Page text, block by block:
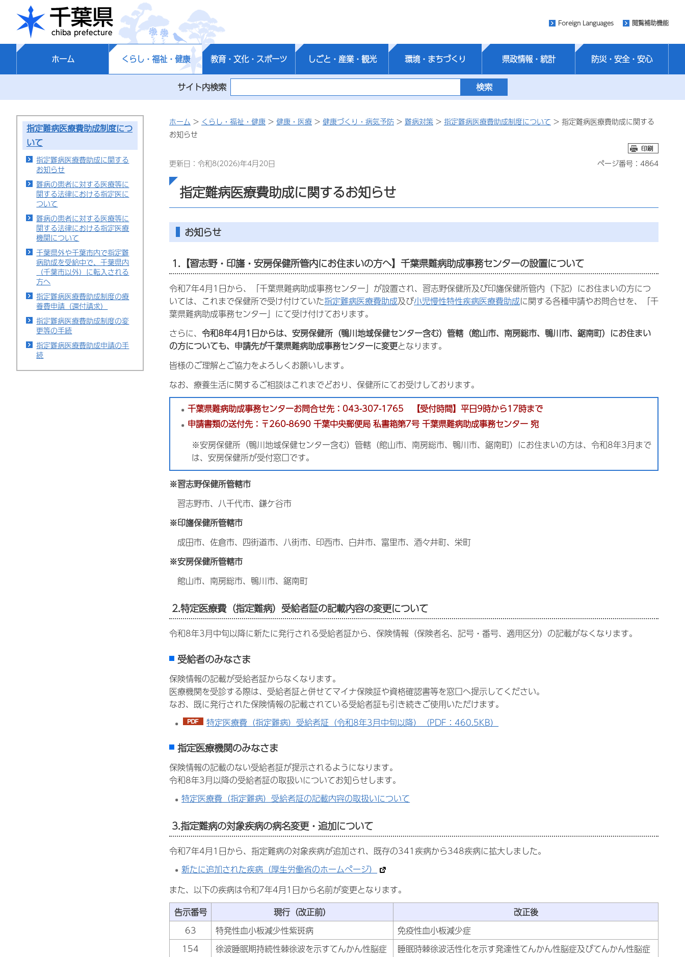
千葉県
Foreign Languages 閲覧補助機能
ホーム くらし・福祉・健康 教育・文化・スポーツ しごと・産業・観光 環境・まちづくり 県政情報・統計 防災・安全・安心
サイト内検索
指定難病医療費助成制度につ
いて
指定難病医療費助成に関する
お知らせ
難病の患者に対する医療等に
関する法律における指定医に
ついて
難病の患者に対する医療等に
関する法律における指定医療
機関について
千葉県外や千葉市内で指定難
病助成を受給中で、千葉県内
（千葉市以外）に転入される
方へ
指定難病医療費助成制度の療
養費申請（還付請求）
指定難病医療費助成制度の変
更等の手続
指定難病医療費助成申請の手
続
ホーム > くらし・福祉・健康 > 健康・医療 > 健康づくり・病気予防 > 難病対策 > 指定難病医療費助成制度について > 指定難病医療費助成に関する
お知らせ
更新日：令和8(2026)年4月20日 ページ番号：4864
指定難病医療費助成に関するお知らせ
お知らせ
1.【習志野・印旛・安房保健所管内にお住まいの方へ】千葉県難病助成事務センターの設置について
令和7年4月1日から、「千葉県難病助成事務センター」が設置され、習志野保健所及び印旛保健所管内（下記）にお住まいの方につ
いては、これまで保健所で受け付けていた指定難病医療費助成及び小児慢性特性疾病医療費助成に関する各種申請やお問合せを、「千
葉県難病助成事務センター」にて受け付けております。
さらに、 令和8年4月1日からは、安房保健所（鴨川地域保健センター含む）管轄（館山市、南房総市、鴨川市、鋸南町）にお住まい
の方についても、申請先が千葉県難病助成事務センターに変更となります。
皆様のご理解とご協力をよろしくお願いします。
なお、療養生活に関するご相談はこれまでどおり、保健所にてお受けしております。
千葉県難病助成事務センターお問合せ先：043-307-1765 【受付時間】平日9時から17時まで
申請書類の送付先：〒260-8690 千葉中央郵便局 私書箱第7号 千葉県難病助成事務センター 宛
※安房保健所（鴨川地域保健センター含む）管轄（館山市、南房総市、鴨川市、鋸南町）にお住まいの方は、令和8年3月まで
は、安房保健所が受付窓口です。
※習志野保健所管轄市
習志野市、八千代市、鎌ケ谷市
※印旛保健所管轄市
成田市、佐倉市、四街道市、八街市、印西市、白井市、富里市、酒々井町、栄町
※安房保健所管轄市
館山市、南房総市、鴨川市、鋸南町
2.特定医療費（指定難病）受給者証の記載内容の変更について
令和8年3月中旬以降に新たに発行される受給者証から、保険情報（保険者名、記号・番号、適用区分）の記載がなくなります。
受給者のみなさま
保険情報の記載が受給者証からなくなります。
医療機関を受診する際は、受給者証と併せてマイナ保険証や資格確認書等を窓口へ提示してください。
なお、既に発行された保険情報の記載されている受給者証も引き続きご使用いただけます。
特定医療費（指定難病）受給者証（令和8年3月中旬以降）（PDF：460.5KB）
指定医療機関のみなさま
保険情報の記載のない受給者証が提示されるようになります。
令和8年3月以降の受給者証の取扱いについてお知らせします。
特定医療費（指定難病）受給者証の記載内容の取扱いについて
3.指定難病の対象疾病の病名変更・追加について
令和7年4月1日から、指定難病の対象疾病が追加され、既存の341疾病から348疾病に拡大しました。
新たに追加された疾病（厚生労働省のホームページ）
また、以下の疾病は令和7年4月1日から名前が変更となります。
告示番号
現行（改正前）
改正後
63
特発性血小板減少性紫斑病
免疫性血小板減少症
154
徐波睡眠期持続性棘徐波を示すてんかん性脳症 睡眠時棘徐波活性化を示す発達性てんかん性脳症及びてんかん性脳症